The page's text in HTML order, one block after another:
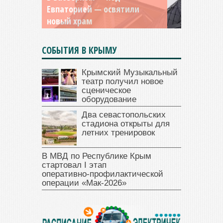
Евпаторией — освятили
новый храм
и Дамиана в Крыму вновь
открыт для посещения
СОБЫТИЯ В КРЫМУ
Крымский Музыкальный
театр получил новое
сценическое
оборудование
Два севастопольских
стадиона открыты для
летних тренировок
В МВД по Республике Крым
стартовал I этап
оперативно‑профилактической
операции «Мак‑2026»